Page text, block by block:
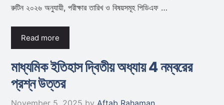
রুটিন ২০২৬ অনুযায়ী, পরীক্ষার তারিখ ও বিষয়সমূহ পিডিএফ …
Read more
মাধ্যমিক ইতিহাস দ্বিতীয় অধ্যায় 4 নম্বরের
প্রশ্ন উত্তর